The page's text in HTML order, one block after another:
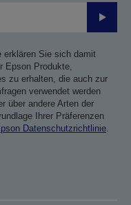
erklären Sie sich damit
Epson Produkte,
zu erhalten, die auch zur
verwendet werden
über andere Arten der
Ihrer Präferenzen
Datenschutzrichtlinie